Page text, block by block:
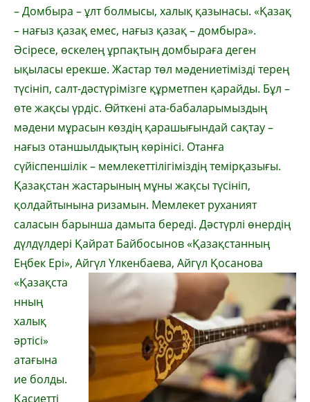
– Домбыра – ұлт болмысы, халық қазынасы. «Қазақ
– нағыз қазақ емес, нағыз қазақ – домбыра».
Әсіресе, өскелең ұрпақтың домбыраға деген
ықыласы ерекше. Жастар төл мәдениетімізді терең
түсініп, салт-дәстүрімізге құрметпен қарайды. Бұл –
өте жақсы үрдіс. Өйткені ата-бабаларымыздың
мәдени мұрасын көздің қарашығындай сақтау –
нағыз отаншылдықтың көрінісі. Отанға
сүйіспеншілік – мемлекеттілігіміздің темірқазығы.
Қазақстан жастарының мұны жақсы түсініп,
қолдайтынына ризамын. Мемлекет руханият
саласын барынша дамыта береді. Дәстүрлі өнердің
дүлдүлдері Қайрат Байбосынов «Қазақстанның
Еңбек Ері», Айгүл Үлкенбаева, Айгүл Қосанова
«Қазақста
нның
халық
әртісі»
атағына
ие болды.
Қасиетті